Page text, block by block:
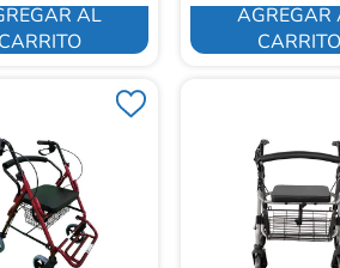
AL
CARRITO
AGREGAR
CARRITO